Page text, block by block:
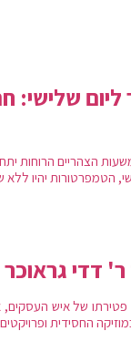
ליום שלישי:
הצהריים הרוחות
הטמפרטורות יהיו ללא
דדי
של איש העסקים,
החסידית